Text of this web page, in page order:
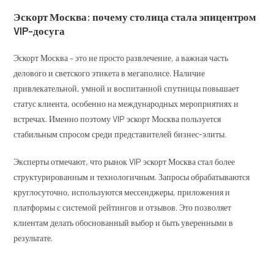
Эскорт Москва: почему столица стала эпицентром
VIP-досуга
Эскорт Москва – это не просто развлечение, а важная часть
делового и светского этикета в мегаполисе. Наличие
привлекательной, умной и воспитанной спутницы повышает
статус клиента, особенно на международных мероприятиях и
встречах. Именно поэтому VIP эскорт Москва пользуется
стабильным спросом среди представителей бизнес-элиты.
Эксперты отмечают, что рынок VIP эскорт Москва стал более
структурированным и технологичным. Запросы обрабатываются
круглосуточно, используются мессенджеры, приложения и
платформы с системой рейтингов и отзывов. Это позволяет
клиентам делать обоснованный выбор и быть уверенными в
результате.